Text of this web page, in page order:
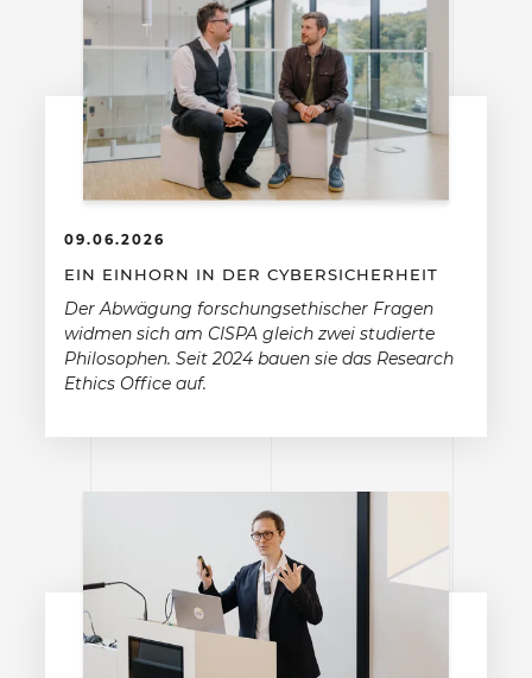
09.06.2026
EIN EINHORN IN DER CYBERSICHERHEIT
Der Abwägung forschungsethischer Fragen
widmen sich am CISPA gleich zwei studierte
Philosophen. Seit 2024 bauen sie das Research
Ethics Office auf.